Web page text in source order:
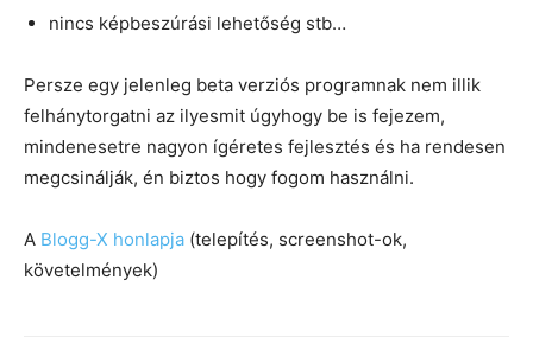
nincs képbeszúrási lehetőség stb…
Persze egy jelenleg beta verziós programnak nem illik
felhánytorgatni az ilyesmit úgyhogy be is fejezem,
mindenesetre nagyon ígéretes fejlesztés és ha rendesen
megcsinálják, én biztos hogy fogom használni.
A Blogg-X honlapja (telepítés, screenshot-ok,
követelmények)